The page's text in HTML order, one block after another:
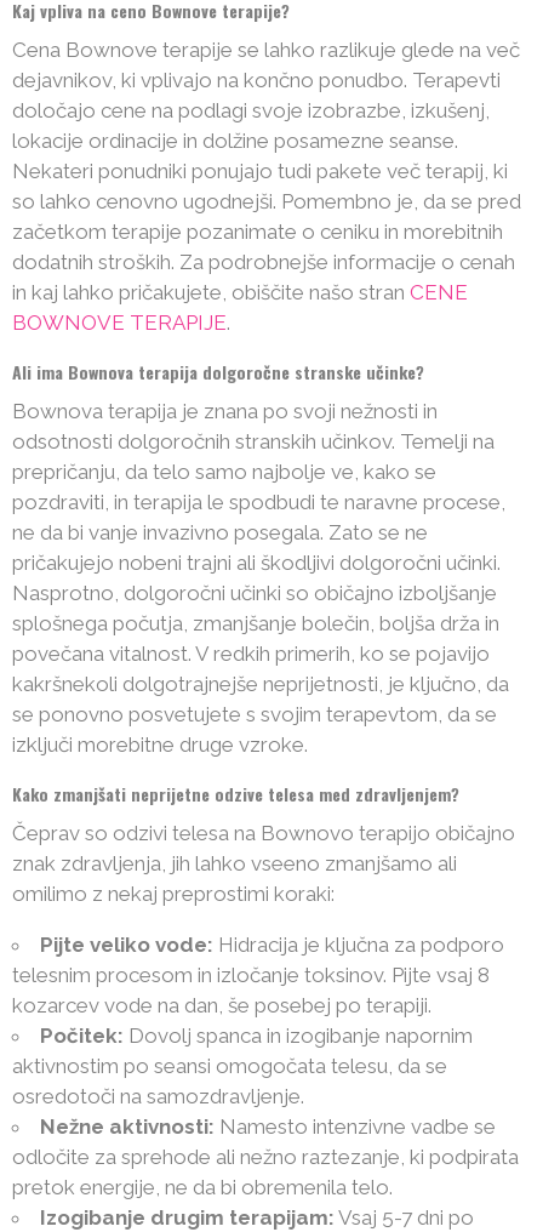
Kaj vpliva na ceno Bownove terapije?
Cena Bownove terapije se lahko razlikuje glede na več
dejavnikov, ki vplivajo na končno ponudbo. Terapevti
določajo cene na podlagi svoje izobrazbe, izkušenj,
lokacije ordinacije in dolžine posamezne seanse.
Nekateri ponudniki ponujajo tudi pakete več terapij, ki
so lahko cenovno ugodnejši. Pomembno je, da se pred
začetkom terapije pozanimate o ceniku in morebitnih
dodatnih stroških. Za podrobnejše informacije o cenah
in kaj lahko pričakujete, obiščite našo stran CENE
BOWNOVE TERAPIJE.
Ali ima Bownova terapija dolgoročne stranske učinke?
Bownova terapija je znana po svoji nežnosti in
odsotnosti dolgoročnih stranskih učinkov. Temelji na
prepričanju, da telo samo najbolje ve, kako se
pozdraviti, in terapija le spodbudi te naravne procese,
ne da bi vanje invazivno posegala. Zato se ne
pričakujejo nobeni trajni ali škodljivi dolgoročni učinki.
Nasprotno, dolgoročni učinki so običajno izboljšanje
splošnega počutja, zmanjšanje bolečin, boljša drža in
povečana vitalnost. V redkih primerih, ko se pojavijo
kakršnekoli dolgotrajnejše neprijetnosti, je ključno, da
se ponovno posvetujete s svojim terapevtom, da se
izključi morebitne druge vzroke.
Kako zmanjšati neprijetne odzive telesa med zdravljenjem?
Čeprav so odzivi telesa na Bownovo terapijo običajno
znak zdravljenja, jih lahko vseeno zmanjšamo ali
omilimo z nekaj preprostimi koraki:
Pijte veliko vode: Hidracija je ključna za podporo
telesnim procesom in izločanje toksinov. Pijte vsaj 8
kozarcev vode na dan, še posebej po terapiji.
Počitek: Dovolj spanca in izogibanje napornim
aktivnostim po seansi omogočata telesu, da se
osredotoči na samozdravljenje.
Nežne aktivnosti: Namesto intenzivne vadbe se
odločite za sprehode ali nežno raztezanje, ki podpirata
pretok energije, ne da bi obremenila telo.
Izogibanje drugim terapijam: Vsaj 5-7 dni po